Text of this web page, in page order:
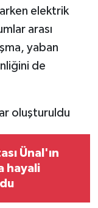
elektrik
arası
yaban
de
oluşturuldu
Ünal'ın
hayali